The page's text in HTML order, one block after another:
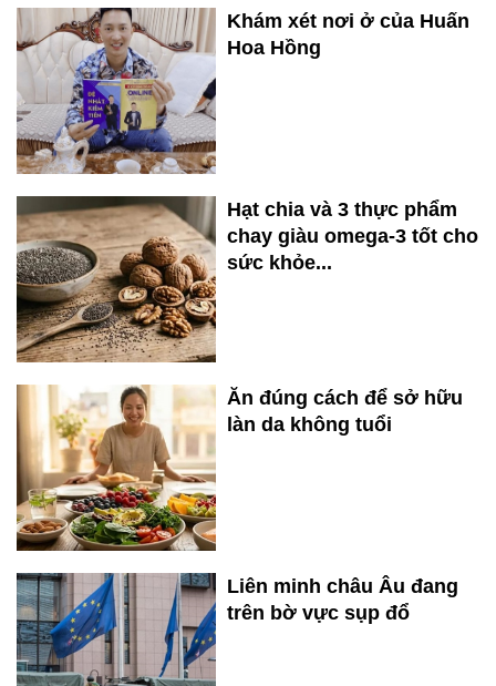
Khám xét nơi ở của Huấn
Hoa Hồng
Hạt chia và 3 thực phẩm
chay giàu omega-3 tốt cho
sức khỏe...
Ăn đúng cách để sở hữu
làn da không tuổi
Liên minh châu Âu đang
trên bờ vực sụp đổ